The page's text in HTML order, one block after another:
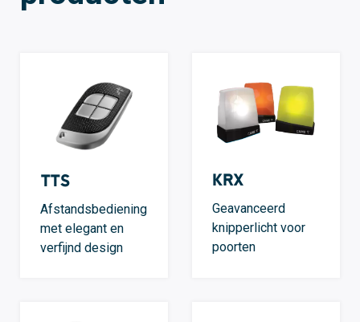
TTS
Afstandsbediening
met elegant en
verfijnd design
KRX
Geavanceerd
knipperlicht voor
poorten